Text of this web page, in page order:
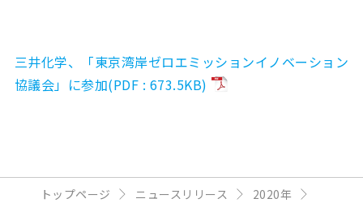
三井化学、「東京湾岸ゼロエミッションイノベーション
協議会」に参加(PDF : 673.5KB)
トップページ ニュースリリース
2020年